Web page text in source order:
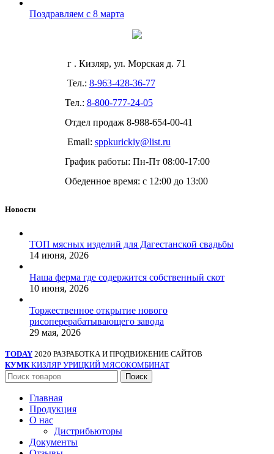
Поздравляем с 8 марта
г . Кизляр, ул. Морская д. 71
Тел.: 8-963-428-36-77
Тел.: 8-800-777-24-05
Отдел продаж 8-988-654-00-41
Email: sppkurickiy@list.ru
График работы: Пн-Пт 08:00-17:00
Обеденное время: с 12:00 до 13:00
Новости
ТОП мясных изделий для Дагестанской свадьбы
14 июня, 2026
Наша ферма где содержится собственный скот
10 июня, 2026
Торжественное открытие нового
рисоперерабатывающего завода
29 мая, 2026
TODAY 2020 РАЗРАБОТКА И ПРОДВИЖЕНИЕ САЙТОВ
КУМК КИЗЛЯР УРИЦКИЙ МЯСОКОМБИНАТ
Поиск
Главная
Продукция
О нас
Дистрибьюторы
Документы